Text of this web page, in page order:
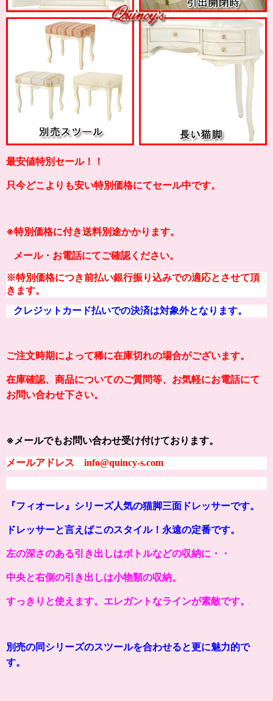
最安値特別セール！！
只今どこよりも安い特別価格にてセール中です。
※特別価格に付き送料別途かかります。
メール・お電話にてご確認ください。
※特別価格につき前払い銀行振り込みでの適応とさせて頂
きます。
クレジットカード払いでの決済は対象外となります。
ご注文時期によって稀に在庫切れの場合がございます。
在庫確認、商品についてのご質問等、お気軽にお電話にて
お問い合わせ下さい。
※メールでもお問い合わせ受け付けております。
メールアドレス info@quincy-s.com
『フィオーレ 』シリーズ人気の猫脚三面ドレッサーです。
ドレッサーと言えばこのスタイル！永遠の定番です。
左の深さのある引き出しはボトルなどの収納に・・
中央と右側の引き出しは小物類の収納。
すっきりと使えます。エレガントなラインが素敵です。
別売の同シリーズのスツールを合わせると更に魅力的で
す。